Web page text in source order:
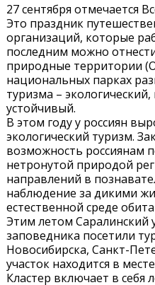
27 сентября отмечается
Это праздник
организаций, которые
последним можно
природные территории
национальных парках
туризма –
устойчивый.
В этом году у россиян
экологический туризм.
возможность россиянам
нетронутой природой
направлений в
наблюдение за дикими
естественной среде
Этим летом Саралинский
заповедника посетили
Новосибирска, Санкт-
участок находится в
Кластер включает в себя